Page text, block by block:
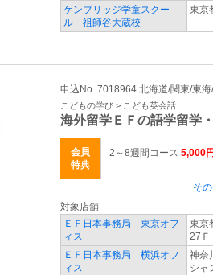
ケンブリッジ学童スクー
ル 祖師谷大蔵校
東京
申込No. 7018964 北海道/関東/東
こどもの学び > こども英会話
海外留学ＥＦの語学留学
会員
特典
2～8週間コース 5,000
そ
対象店舗
ＥＦ日本事務局 東京オフ
ィス
東京
27Ｆ
ＥＦ日本事務局 横浜オフ
ィス
神奈
シャ